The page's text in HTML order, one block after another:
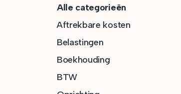
Alle categorieën
Aftrekbare kosten
Belastingen
Boekhouding
BTW